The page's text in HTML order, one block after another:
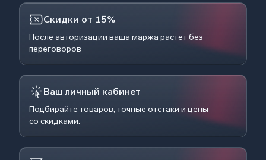
Скидки от 15%
После авторизации ваша маржа растёт без
переговоров
Ваш личный кабинет
Подбирайте товаров, точные отстаки и цены
со скидками.